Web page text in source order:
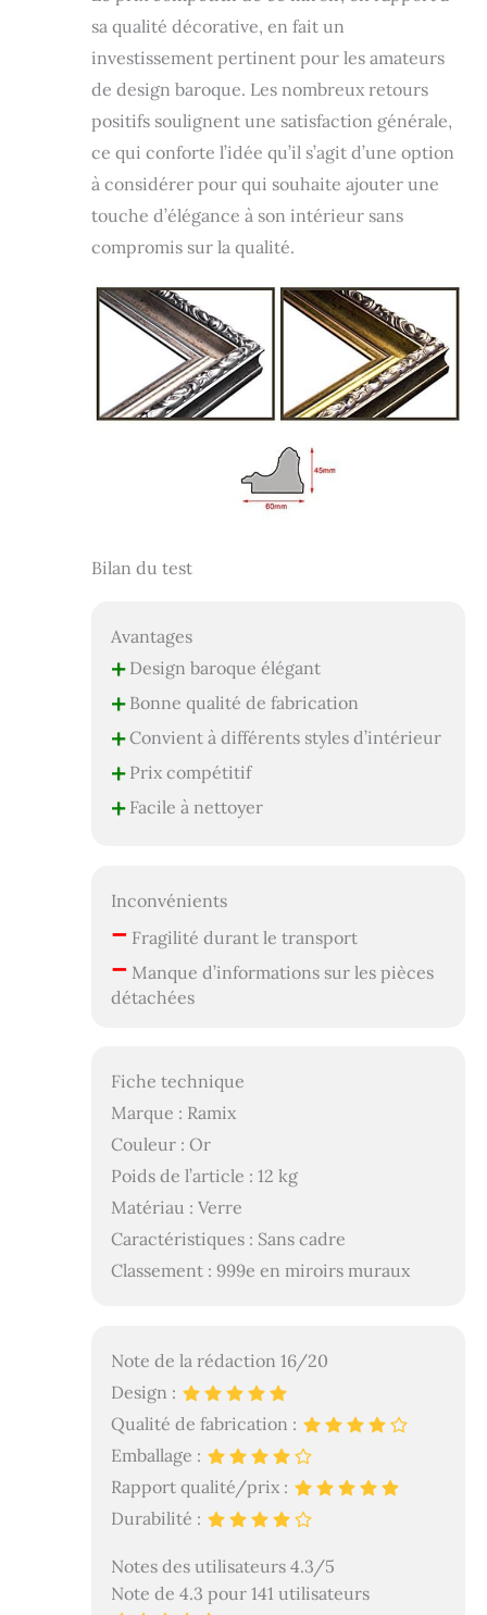
sa qualité décorative, en fait un
investissement pertinent pour les amateurs
de design baroque. Les nombreux retours
positifs soulignent une satisfaction générale,
ce qui conforte l’idée qu’il s’agit d’une option
à considérer pour qui souhaite ajouter une
touche d’élégance à son intérieur sans
compromis sur la qualité.
Bilan du test
Avantages
+Design baroque élégant
+Bonne qualité de fabrication
+Convient à différents styles d’intérieur
+Prix compétitif
+Facile à nettoyer
Inconvénients
– Fragilité durant le transport
– Manque d’informations sur les pièces
détachées
Fiche technique
Marque : Ramix
Couleur : Or
Poids de l’article : 12 kg
Matériau : Verre
Caractéristiques : Sans cadre
Classement : 999e en miroirs muraux
Note de la rédaction 16/20
Design :
Qualité de fabrication :
Emballage :
Rapport qualité/prix :
Durabilité :
Notes des utilisateurs 4.3/5
Note de 4.3 pour 141 utilisateurs